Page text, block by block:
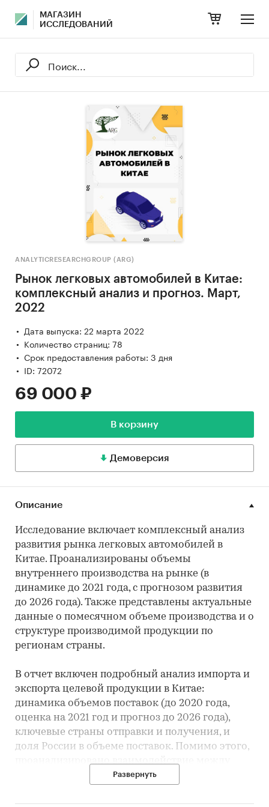
МАГАЗИН
ИССЛЕДОВАНИЙ
ANALYTICRESEARCHGROUP (ARG)
Рынок легковых автомобилей в Китае:
комплексный анализ и прогноз. Март,
2022
Дата выпуска: 22 марта 2022
Количество страниц: 78
Срок предоставления работы: 3 дня
ID: 72072
69 000 ₽
В корзину
Демоверсия
Описание
Исследование включает комплексный анализ
развития рынка легковых автомобилей в
Китае. Проанализированы объемы
внутреннего производства на рынке (в
динамике до 2021 года, с прогнозом развития
до 2026 года). Также представлены актуальные
данные о помесячном объеме производства и о
структуре производимой продукции по
регионам страны.
В отчет включен подробный анализ импорта и
экспорта целевой продукции в Китае:
динамика объемов поставок (до 2020 года,
оценка на 2021 год и прогноз до 2026 года),
ключевые страны отправки и получения, и
доля России в объеме поставок. Помимо этого,
проанализировано взаимодействие между
Китаем и Россией по импортным и
до 2021 года, оперативные данные за 2022 год,
Развернуть